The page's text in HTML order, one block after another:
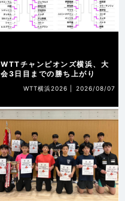
WTTチャンピオンズ横浜、大
会3日目までの勝ち上がり
WTT横浜2026 | 2026/08/07